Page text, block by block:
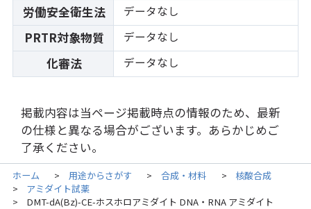
労働安全衛生法 データなし
PRTR対象物質 データなし
化審法 データなし
掲載内容は当ページ掲載時点の情報のため、最新
の仕様と異なる場合がございます。あらかじめご
了承ください。
ホーム > 用途からさがす > 合成・材料 > 核酸合成
> アミダイト試薬
>
DMT-dA(Bz)-CE-ホスホロアミダイト DNA・RNA アミダイト